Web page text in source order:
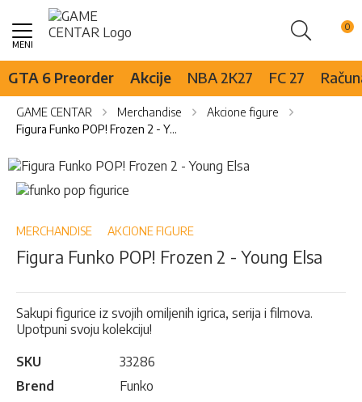
Pretraži
Skip
Content
GTA 6 Preorder Akcije NBA 2K27 FC 27
GAME CENTAR Merchandise
Akcione figure
Figura Funko POP! Frozen 2 - Young Elsa
Skip
to
the
of
images
Skip
to
beginning
the
gallery
MERCHANDISE AKCIONE FIGURE
Figura Funko POP! Frozen 2 - Young Elsa
Sakupi figurice iz svojih omiljenih igrica, serija i filmova.
Upotpuni svoju kolekciju!
SKU
33286
Brend
Funko